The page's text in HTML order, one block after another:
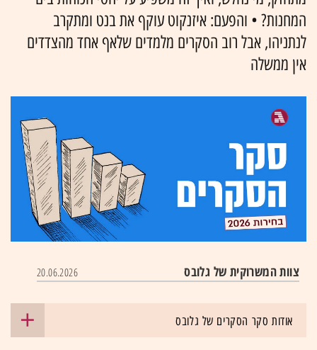
המחנות? • והפעם: איזנקוט עוקף את בנט ומתקרב
לנתניהו, אבל רוב הסקרים מלמדים שלאף אחד מהצדדים
אין ממשלה
צוות המשרוקית של גלובס 20.06.2026
אודות סקר הסקרים של גלובס